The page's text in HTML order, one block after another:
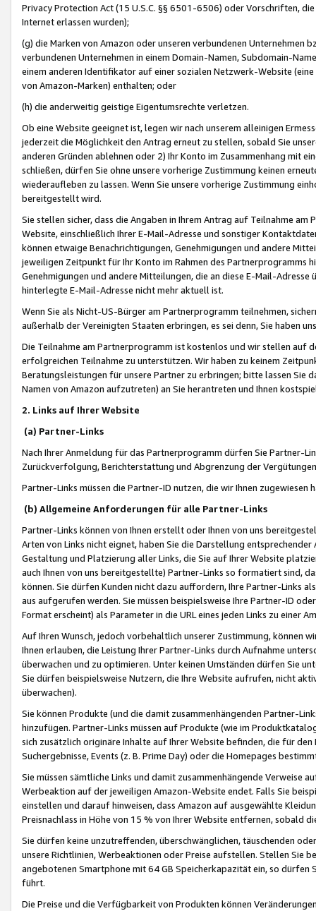
Privacy Protection Act (15 U.S.C. §§ 6501-6506) oder Vorschriften,
Internet erlassen wurden);
(g) die Marken von Amazon oder unseren verbundenen Unternehmen
verbundenen Unternehmen in einem Domain-Namen, Subdomain-
einem anderen Identifikator auf einer sozialen Netzwerk-Website
von Amazon-Marken) enthalten; oder
(h) die anderweitig geistige Eigentumsrechte verletzen.
Ob eine Website geeignet ist, legen wir nach unserem alleinigen
jederzeit die Möglichkeit den Antrag erneut zu stellen, sobald Sie
anderen Gründen ablehnen oder 2) Ihr Konto im Zusammenhang mit
schließen, dürfen Sie ohne unsere vorherige Zustimmung keinen
wiederaufleben zu lassen. Wenn Sie unsere vorherige Zustimmung
bereitgestellt wird.
Sie stellen sicher, dass die Angaben in Ihrem Antrag auf Teilnahme
Website, einschließlich Ihrer E-Mail-Adresse und sonstiger
können etwaige Benachrichtigungen, Genehmigungen und andere
jeweiligen Zeitpunkt für Ihr Konto im Rahmen des Partnerprogramms
Genehmigungen und andere Mitteilungen, die an diese E-Mail-
hinterlegte E-Mail-Adresse nicht mehr aktuell ist.
Wenn Sie als Nicht-US-Bürger am Partnerprogramm teilnehmen,
außerhalb der Vereinigten Staaten erbringen, es sei denn, Sie haben
Die Teilnahme am Partnerprogramm ist kostenlos und wir stellen auf
erfolgreichen Teilnahme zu unterstützen. Wir haben zu keinem
Beratungsleistungen für unsere Partner zu erbringen; bitte lassen Sie
Namen von Amazon aufzutreten) an Sie herantreten und Ihnen
2. Links auf Ihrer Website
(a) Partner-Links
Nach Ihrer Anmeldung für das Partnerprogramm dürfen Sie Partner-
Zurückverfolgung, Berichterstattung und Abgrenzung der
Partner-Links müssen die Partner-ID nutzen, die wir Ihnen zugewiesen
(b) Allgemeine Anforderungen für alle Partner-Links
Partner-Links können von Ihnen erstellt oder Ihnen von uns
Arten von Links nicht eignet, haben Sie die Darstellung
Gestaltung und Platzierung aller Links, die Sie auf Ihrer Website
auch Ihnen von uns bereitgestellte) Partner-Links so formatiert sind,
können. Sie dürfen Kunden nicht dazu auffordern, Ihre Partner-Links
aus aufgerufen werden. Sie müssen beispielsweise Ihre Partner-ID
Format erscheint) als Parameter in die URL eines jeden Links zu einer
Auf Ihren Wunsch, jedoch vorbehaltlich unserer Zustimmung, können
Ihnen erlauben, die Leistung Ihrer Partner-Links durch Aufnahme
überwachen und zu optimieren. Unter keinen Umständen dürfen Sie
Sie dürfen beispielsweise Nutzern, die Ihre Website aufrufen, nicht
überwachen).
Sie können Produkte (und die damit zusammenhängenden Partner-
hinzufügen. Partner-Links müssen auf Produkte (wie im
sich zusätzlich originäre Inhalte auf Ihrer Website befinden, die für
Suchergebnisse, Events (z. B. Prime Day) oder die Homepages
Sie müssen sämtliche Links und damit zusammenhängende
Werbeaktion auf der jeweiligen Amazon-Website endet. Falls Sie
einstellen und darauf hinweisen, dass Amazon auf ausgewählte
Preisnachlass in Höhe von 15 % von Ihrer Website entfernen, sobald
Sie dürfen keine unzutreffenden, überschwänglichen, täuschenden
unsere Richtlinien, Werbeaktionen oder Preise aufstellen. Stellen Sie
angebotenen Smartphone mit 64 GB Speicherkapazität ein, so dürfen
führt.
Die Preise und die Verfügbarkeit von Produkten können